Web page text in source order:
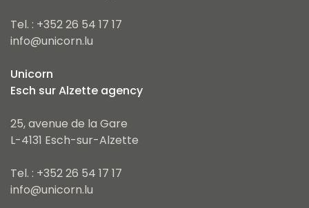
Tel. : +352 26 54 17 17
info@unicorn.lu
Unicorn
Esch sur Alzette agency
25, avenue de la Gare
L-4131 Esch-sur-Alzette
Tel. : +352 26 54 17 17
info@unicorn.lu